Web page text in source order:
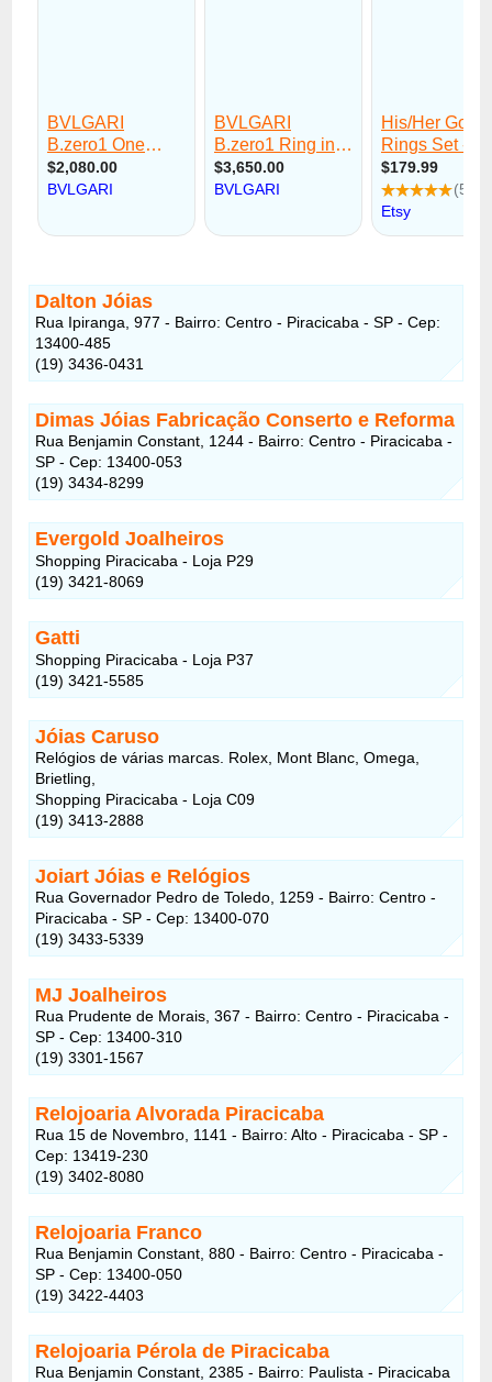
Dalton Jóias
Rua Ipiranga, 977 - Bairro: Centro - Piracicaba - SP - Cep:
13400-485
(19) 3436-0431
Dimas Jóias Fabricação Conserto e Reforma
Rua Benjamin Constant, 1244 - Bairro: Centro - Piracicaba -
SP - Cep: 13400-053
(19) 3434-8299
Evergold Joalheiros
Shopping Piracicaba - Loja P29
(19) 3421-8069
Gatti
Shopping Piracicaba - Loja P37
(19) 3421-5585
Jóias Caruso
Relógios de várias marcas. Rolex, Mont Blanc, Omega,
Brietling,
Shopping Piracicaba - Loja C09
(19) 3413-2888
Joiart Jóias e Relógios
Rua Governador Pedro de Toledo, 1259 - Bairro: Centro -
Piracicaba - SP - Cep: 13400-070
(19) 3433-5339
MJ Joalheiros
Rua Prudente de Morais, 367 - Bairro: Centro - Piracicaba -
SP - Cep: 13400-310
(19) 3301-1567
Relojoaria Alvorada Piracicaba
Rua 15 de Novembro, 1141 - Bairro: Alto - Piracicaba - SP -
Cep: 13419-230
(19) 3402-8080
Relojoaria Franco
Rua Benjamin Constant, 880 - Bairro: Centro - Piracicaba -
SP - Cep: 13400-050
(19) 3422-4403
Relojoaria Pérola de Piracicaba
Rua Benjamin Constant, 2385 - Bairro: Paulista - Piracicaba